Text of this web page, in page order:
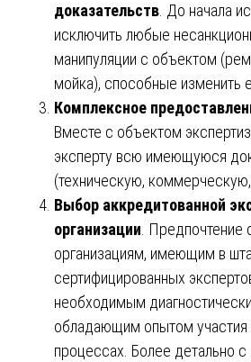
доказательств. До начала
исключить любые
манипуляции с объектом
мойка), способные изменить
Комплексное
Вместе с объектом
эксперту всю имеющуюся
(техническую,
Выбор аккредитованной
организации. Предпочтение
организациям, имеющим в
сертифицированных
необходимым
обладающим опытом участия
процессах. Более детально с